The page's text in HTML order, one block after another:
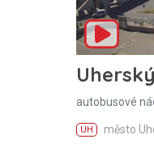
autobusové
UH město